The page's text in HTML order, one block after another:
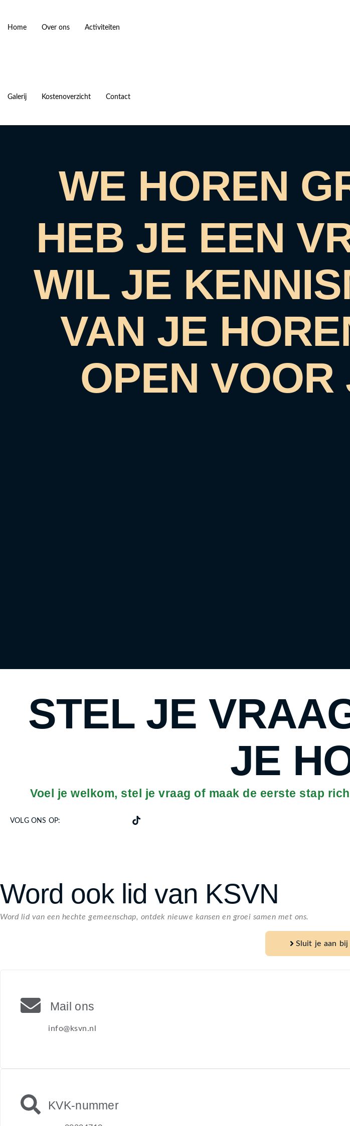
Home Over ons Activiteiten
Galerij Kostenoverzicht Contact
WE HOREN
HEB JE EEN
WIL JE
VAN JE
OPEN
STEL JE
JE
Voel je welkom, stel je vraag of maak de eerste stap
VOLG ONS OP:
Word ook lid van KSVN
Word lid van een hechte gemeenschap, ontdek nieuwe kansen en groei samen met ons.
Sluit je aan
Mail ons
info@ksvn.nl
KVK-nummer